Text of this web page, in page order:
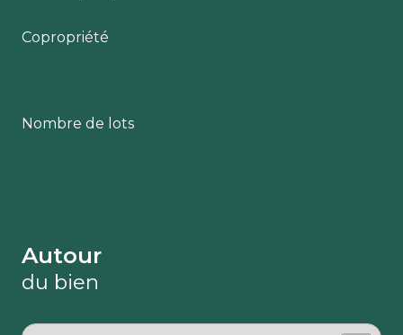
Copropriété
Nombre de lots
Autour
du bien